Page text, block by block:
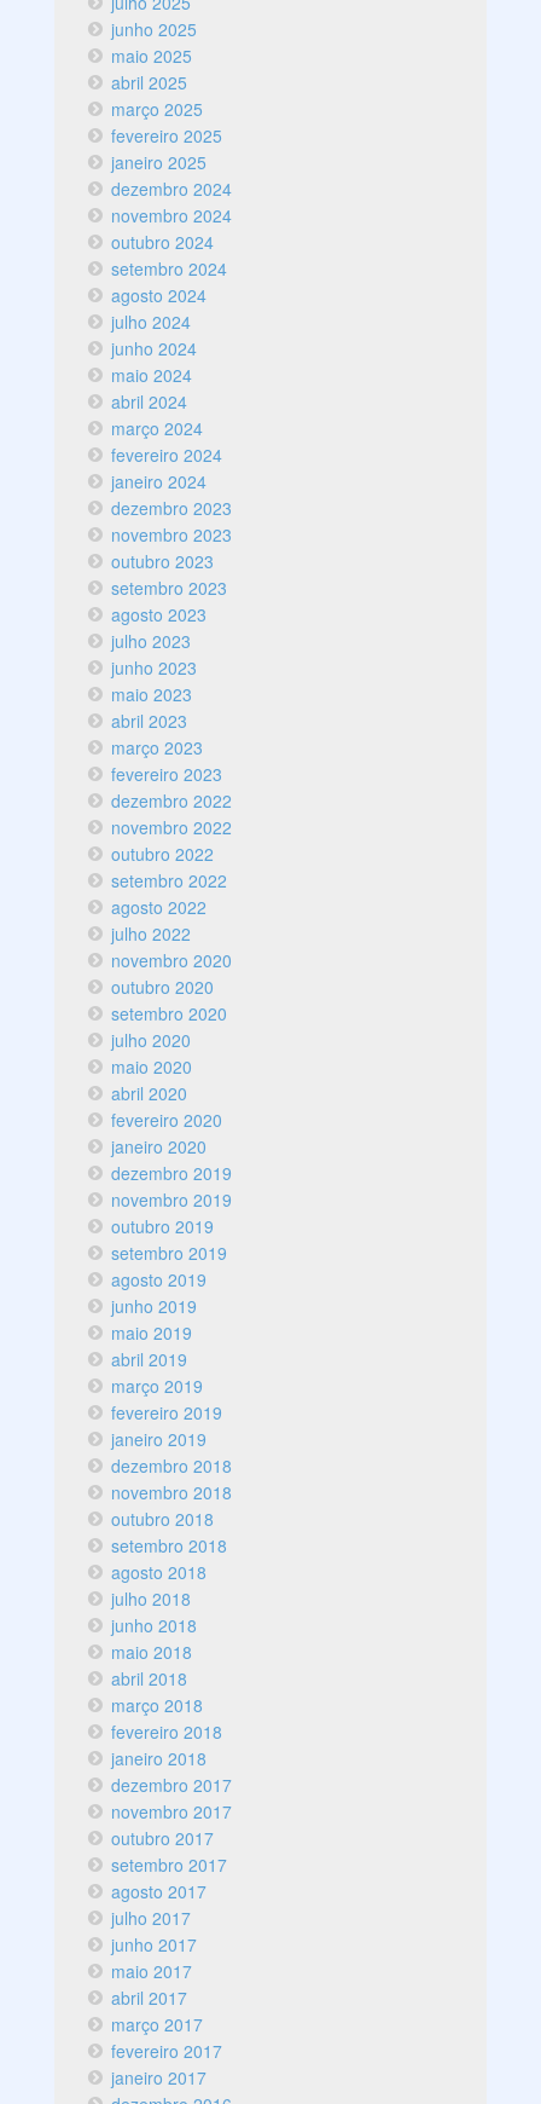
junho 2025
maio 2025
abril 2025
março 2025
fevereiro 2025
janeiro 2025
dezembro 2024
novembro 2024
outubro 2024
setembro 2024
agosto 2024
julho 2024
junho 2024
maio 2024
abril 2024
março 2024
fevereiro 2024
janeiro 2024
dezembro 2023
novembro 2023
outubro 2023
setembro 2023
agosto 2023
julho 2023
junho 2023
maio 2023
abril 2023
março 2023
fevereiro 2023
dezembro 2022
novembro 2022
outubro 2022
setembro 2022
agosto 2022
julho 2022
novembro 2020
outubro 2020
setembro 2020
julho 2020
maio 2020
abril 2020
fevereiro 2020
janeiro 2020
dezembro 2019
novembro 2019
outubro 2019
setembro 2019
agosto 2019
junho 2019
maio 2019
abril 2019
março 2019
fevereiro 2019
janeiro 2019
dezembro 2018
novembro 2018
outubro 2018
setembro 2018
agosto 2018
julho 2018
junho 2018
maio 2018
abril 2018
março 2018
fevereiro 2018
janeiro 2018
dezembro 2017
novembro 2017
outubro 2017
setembro 2017
agosto 2017
julho 2017
junho 2017
maio 2017
abril 2017
março 2017
fevereiro 2017
janeiro 2017